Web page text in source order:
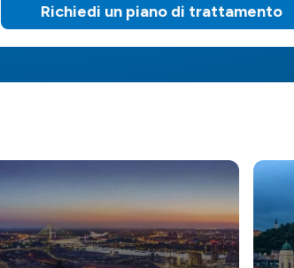
Richiedi un piano di trattamento